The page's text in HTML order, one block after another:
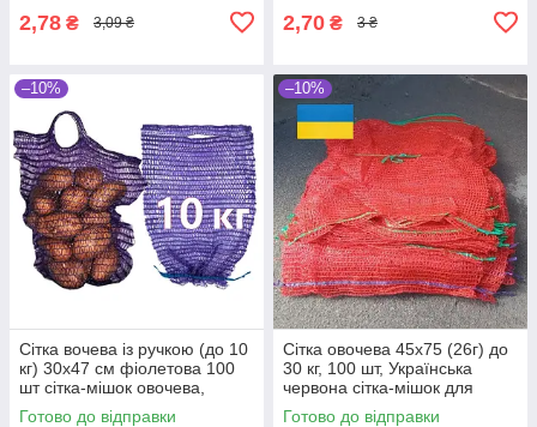
2,78 ₴ 3,09 ₴ 2,70 ₴ 3 ₴
–10%
Сітка вочева із ручкою (до 10
кг) 30х47 см фіолетова 100
шт сітка-мішок овочева,
мішки овочеві
Готово до відправки
–10%
Сітка овочева 45х75 (26г) до
30 кг, 100 шт, Українська
червона сітка-мішок для
овочів
Готово до відправки